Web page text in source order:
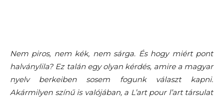
Nem piros, nem kék, nem sárga. És hogy miért pont
halványlila? Ez talán egy olyan kérdés, amire a magyar
nyelv berkeiben sosem fogunk választ kapni.
Akármilyen színű is valójában, a L’art pour l’art társulat